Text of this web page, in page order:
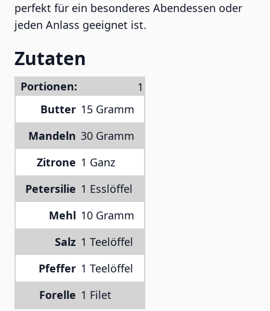
perfekt für ein besonderes Abendessen oder
jeden Anlass geeignet ist.
Zutaten
Portionen:
Butter 15 Gramm
Mandeln 30 Gramm
Zitrone 1 Ganz
Petersilie 1 Esslöffel
Mehl 10 Gramm
Salz 1 Teelöffel
Pfeffer 1 Teelöffel
Forelle 1 Filet